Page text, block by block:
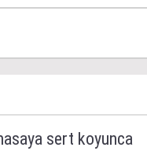
sert koyunca